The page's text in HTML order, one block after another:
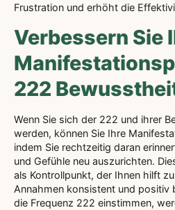
Frustration und erhöht die
Verbessern Sie
222
Wenn Sie sich der 222 und ihrer
werden, können Sie Ihre
indem Sie rechtzeitig daran
und Gefühle neu auszurichten.
als Kontrollpunkt, der Ihnen hilft
Annahmen konsistent und positiv
die Frequenz 222 einstimmen,